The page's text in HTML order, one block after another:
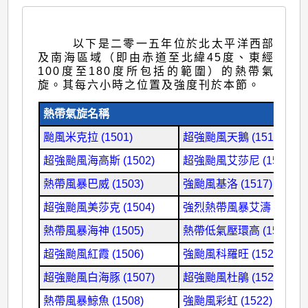
以下是二零一五年位於北太平洋西部
及南海區域（即由赤道至北緯45度、東經
100度至180度所包括的範圍）的熱帶氣
旋。其每六小時之位置及強度刊於本節。
熱帶氣旋名稱
颱風米克拉 (1501)
超強颱風天鵝 (1515)
超強颱風海高斯 (1502)
超強颱風艾莎尼 (1516)
熱帶風暴巴威 (1503)
強颱風基洛 (1517)
超強颱風美莎克 (1504)
強烈熱帶風暴艾濤 (1518)
熱帶風暴海神 (1505)
熱帶低氣壓環高 (1519)
超強颱風紅霞 (1506)
強颱風科羅旺 (1520)
超強颱風白海豚 (1507)
超強颱風杜鵑 (1521)
熱帶風暴鯨魚 (1508)
強颱風彩虹 (1522)